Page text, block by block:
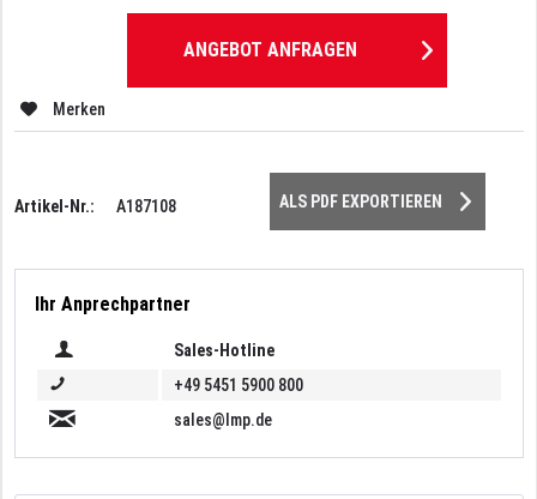
ANGEBOT ANFRAGEN
Merken
Artikel-Nr.: A187108 ALS PDF EXPORTIEREN
Ihr Anprechpartner
Sales-Hotline
+49 5451 5900 800
sales@lmp.de